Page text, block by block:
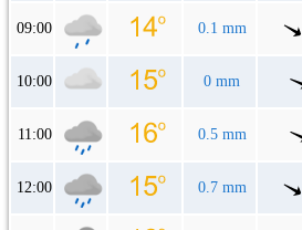
09:00 0.1 mm
10:00 0 mm
11:00 0.5 mm
12:00 0.7 mm